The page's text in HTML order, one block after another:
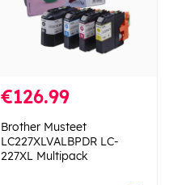
€126.99
Brother Musteet
LC227XLVALBPDR LC-
227XL Multipack